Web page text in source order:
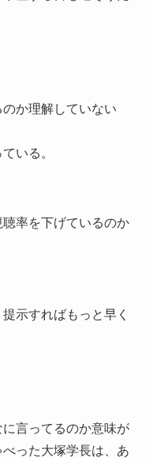
か理解していない
いる。
率を下げているのか
示すればもっと早く
言ってるのか意味が
った大塚学長は、あ